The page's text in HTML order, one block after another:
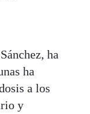
ha
ha
a los
y